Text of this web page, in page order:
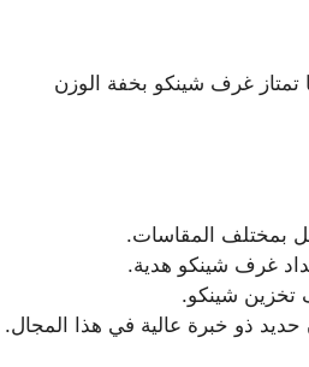
تمتاز غرف شينكو بخفة الوزن
بمختلف المقاسات.
غرف شينكو هدية.
شينكو.
ذو خبرة عالية في هذا المجال.